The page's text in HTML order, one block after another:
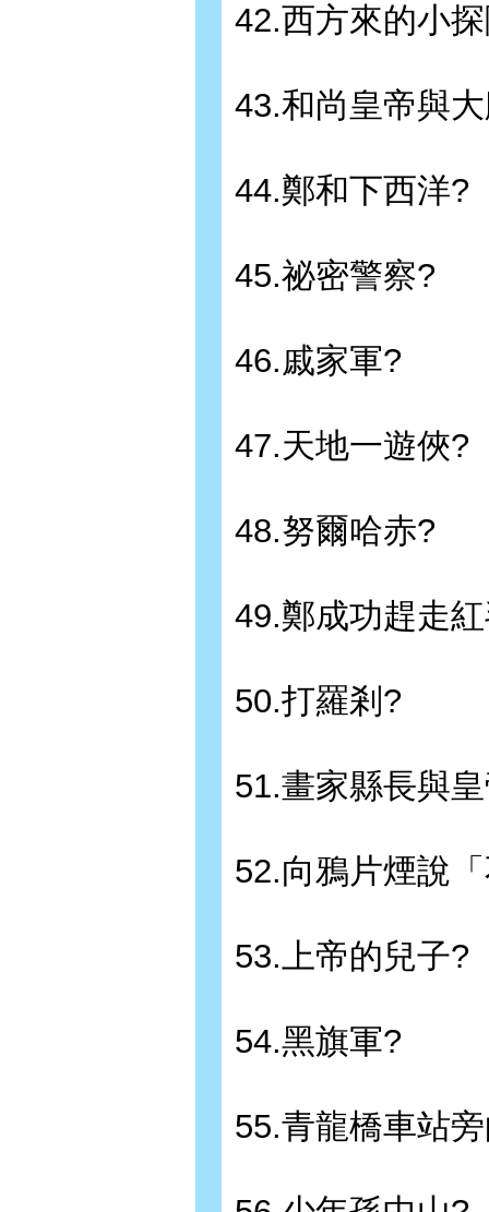
42.西方來的小
43.和尚皇帝與
44.鄭和下西洋?
45.祕密警察?
46.戚家軍?
47.天地一遊俠?
48.努爾哈赤?
49.鄭成功趕走
50.打羅剎?
51.畫家縣長與
52.向鴉片煙說
53.上帝的兒子?
54.黑旗軍?
55.青龍橋車站